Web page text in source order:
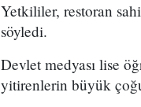
Yetkililer, restoran
söyledi.
Devlet medyası lise
yitirenlerin büyük